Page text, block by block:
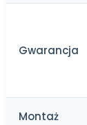
Gwarancja
Montaż